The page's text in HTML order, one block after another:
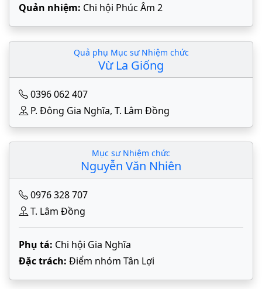
Quản nhiệm: Chi hội Phúc Âm 2
Quả phụ Mục sư Nhiệm chức
Vừ La Giống
0396 062 407
P. Đông Gia Nghĩa, T. Lâm Đồng
Mục sư Nhiệm chức
Nguyễn Văn Nhiên
0976 328 707
T. Lâm Đồng
Phụ tá: Chi hội Gia Nghĩa
Đặc trách: Điểm nhóm Tân Lợi